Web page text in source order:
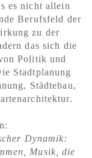
es nicht allein
Berufsfeld der
zu der
das sich die
Politik und
Stadtplanung
Städtebau,
Dynamik:
Musik, die